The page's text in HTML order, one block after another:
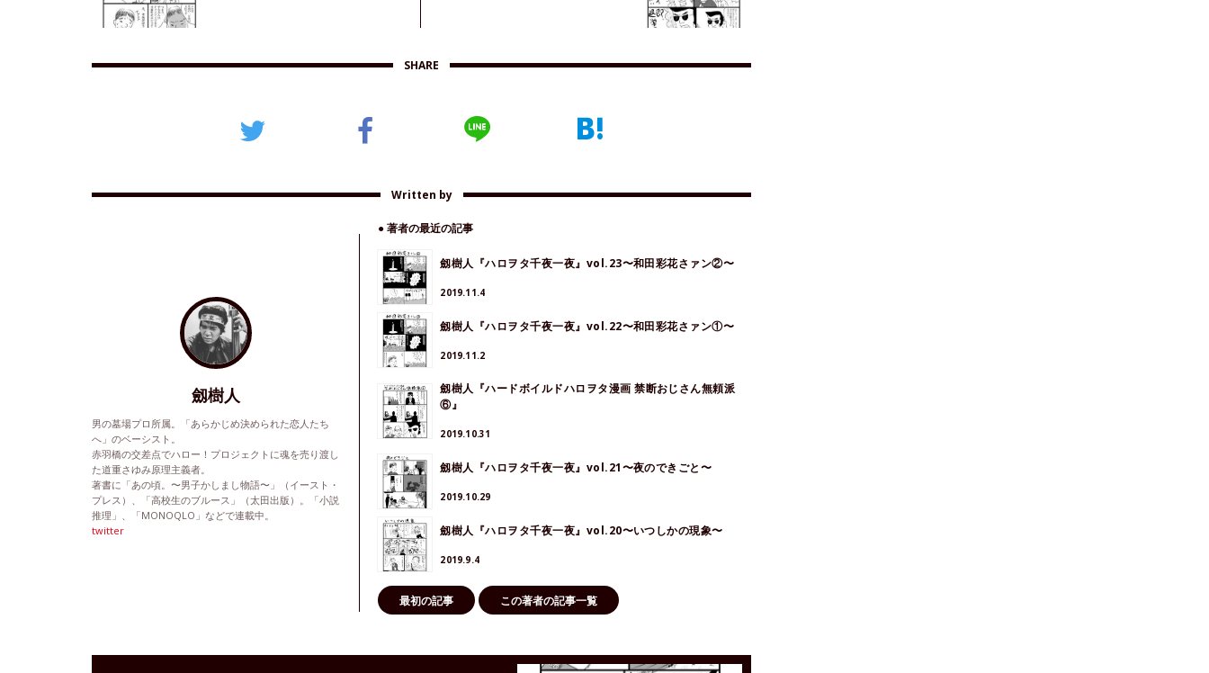
SHARE
Written by
劔樹人
男の墓場プロ所属。「あらかじめ決められた恋人たち
へ」のベーシスト。
赤羽橋の交差点でハロー！プロジェクトに魂を売り渡し
た道重さゆみ原理主義者。
著書に「あの頃。〜男子かしまし物語〜」（イースト・
プレス）、「高校生のブルース」（太田出版）。「小説
推理」、「MONOQLO」などで連載中。
twitter
● 著者の最近の記事
劔樹人『ハロヲタ千夜一夜』vol.23〜和田彩花さァン②〜
2019.11.4
劔樹人『ハロヲタ千夜一夜』vol.22〜和田彩花さァン①〜
2019.11.2
劔樹人『ハードボイルドハロヲタ漫画 禁断おじさん無頼派
⑥』
2019.10.31
劔樹人『ハロヲタ千夜一夜』vol.21〜夜のできごと〜
2019.10.29
劔樹人『ハロヲタ千夜一夜』vol.20〜いつしかの現象〜
2019.9.4
最初の記事 この著者の記事一覧